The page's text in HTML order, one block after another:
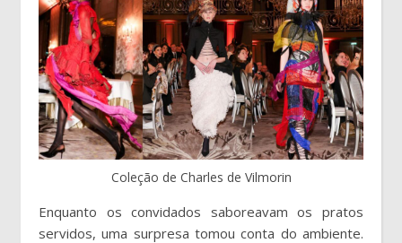
Coleção de Charles de Vilmorin
Enquanto os convidados saboreavam os pratos
servidos, uma surpresa tomou conta do ambiente.